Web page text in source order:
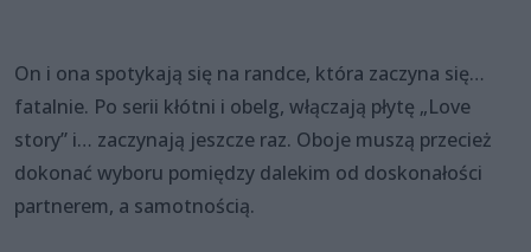
On i ona spotykają się na randce, która zaczyna się…
fatalnie. Po serii kłótni i obelg, włączają płytę „Love
story” i… zaczynają jeszcze raz. Oboje muszą przecież
dokonać wyboru pomiędzy dalekim od doskonałości
partnerem, a samotnością.